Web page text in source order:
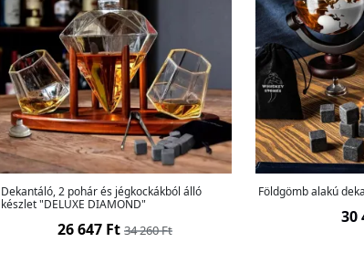
Dekantáló, 2 pohár és jégkockákból álló
készlet "DELUXE DIAMOND"
26 647 Ft 34 260 Ft
Földgömb alakú
30